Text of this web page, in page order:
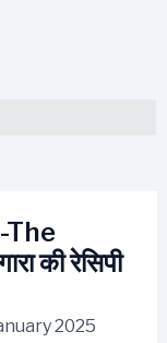
The
की रेसिपी
2025